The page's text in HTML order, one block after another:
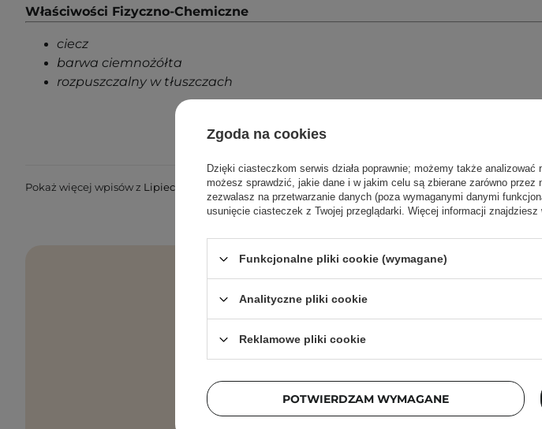
Właściwości Fizyczno-Chemiczne
ciecz
barwa ciemnożółta
rozpuszczalny w tłuszczach
Pokaż więcej wpisów z Lipiec 2021
Pielęgnacyjne checklisty, eksperckie
Podaj swój adres email
Zgadzam się na otrzymywanie
Zgoda na cookies
Dzięki ciasteczkom serwis działa poprawnie; możemy także
możesz sprawdzić, jakie dane i w jakim celu są zbierane zarówno
zezwalasz na przetwarzanie danych (poza wymaganymi danymi
usunięcie ciasteczek z Twojej przeglądarki. Więcej informacji znajdziesz
Funkcjonalne pliki cookie (wymagane)
Analityczne pliki cookie
Reklamowe pliki cookie
POTWIERDZAM WYMAGANE